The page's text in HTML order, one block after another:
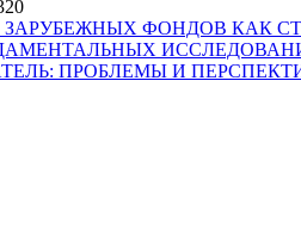
ЗАРУБЕЖНЫХ ФОНДОВ КАК
ПРОБЛЕМЫ И